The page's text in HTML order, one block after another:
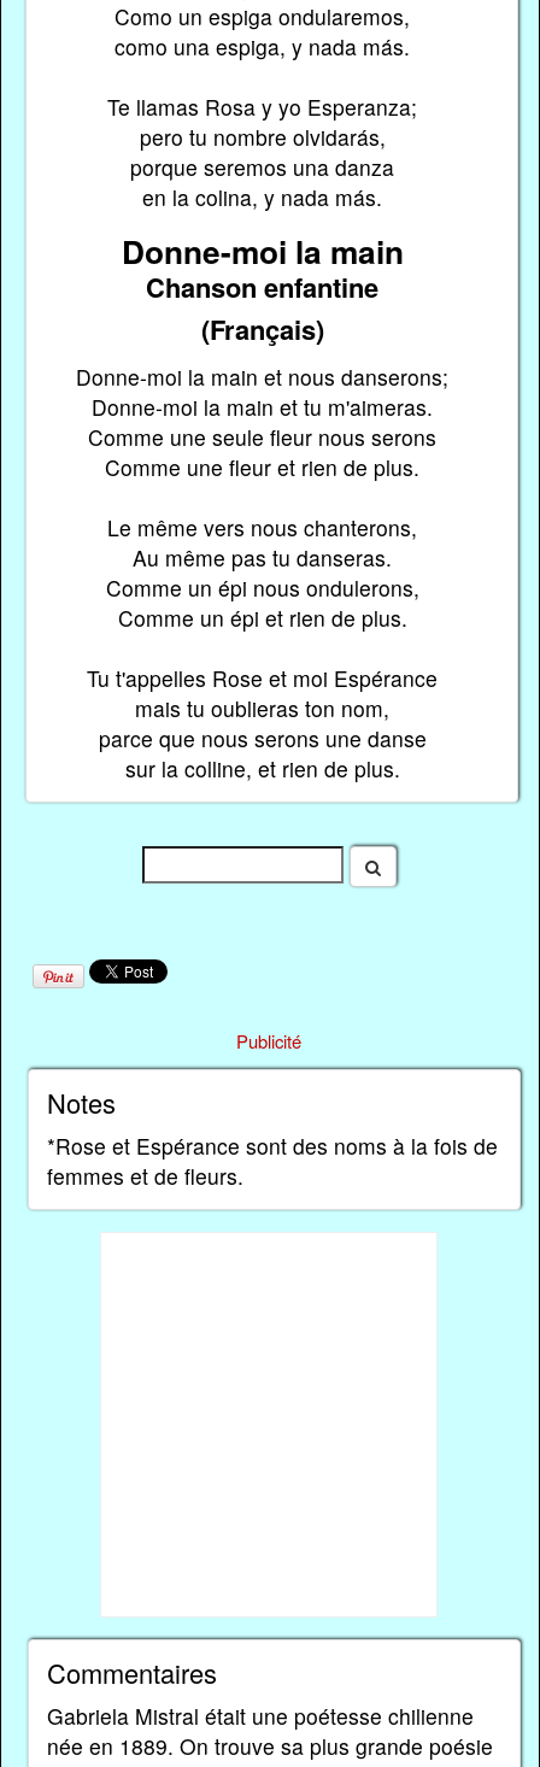
Como un espiga ondularemos,
como una espiga, y nada más.
Te llamas Rosa y yo Esperanza;
pero tu nombre olvidarás,
porque seremos una danza
en la colina, y nada más.
Donne-moi la main
Chanson enfantine
(Français)
Donne-moi la main et nous danserons;
Donne-moi la main et tu m'aimeras.
Comme une seule fleur nous serons
Comme une fleur et rien de plus.
Le même vers nous chanterons,
Au même pas tu danseras.
Comme un épi nous ondulerons,
Comme un épi et rien de plus.
Tu t'appelles Rose et moi Espérance
mais tu oublieras ton nom,
parce que nous serons une danse
sur la colline, et rien de plus.
Publicité
Notes
*Rose et Espérance sont des noms à la fois de
femmes et de fleurs.
Commentaires
Gabriela Mistral était une poétesse chilienne
née en 1889. On trouve sa plus grande poésie